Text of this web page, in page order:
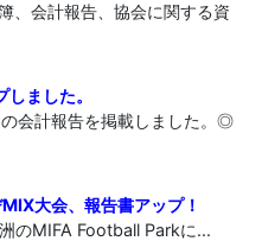
、会計報告、協会に関する資
ました。
会計報告を掲載しました。◎
大会、報告書アップ！
のMIFA Football Parkに...